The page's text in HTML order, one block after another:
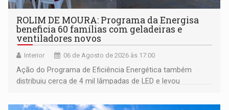
ROLIM DE MOURA: Programa da Energisa
beneficia 60 famílias com geladeiras e
ventiladores novos
Interior 06 de Agosto de 2026 às 17:00
Ação do Programa de Eficiência Energética também
distribuiu cerca de 4 mil lâmpadas de LED e levou
comunidade